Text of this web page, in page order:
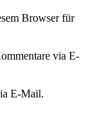
Browser für
via E-
E-Mail.